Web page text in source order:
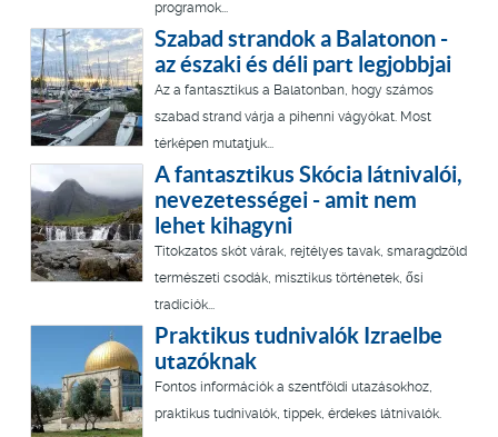
programok...
Szabad strandok a Balatonon -
az északi és déli part legjobbjai
Az a fantasztikus a Balatonban, hogy számos
szabad strand várja a pihenni vágyókat. Most
térképen mutatjuk...
A fantasztikus Skócia látnivalói,
nevezetességei - amit nem
lehet kihagyni
Titokzatos skót várak, rejtélyes tavak, smaragdzöld
természeti csodák, misztikus történetek, ősi
tradíciók...
Praktikus tudnivalók Izraelbe
utazóknak
Fontos információk a szentföldi utazásokhoz,
praktikus tudnivalók, tippek, érdekes látnivalók.